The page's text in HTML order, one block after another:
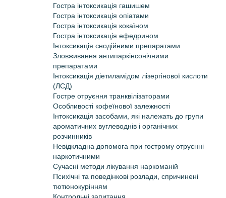
Гостра інтоксикація гашишем
Гостра інтоксикація опіатами
Гостра інтоксикація кокаїном
Гостра інтоксикація ефедрином
Iнтоксикація снодійними препаратами
Зловживання антипаркінсонічними
препаратами
Iнтоксикація діетиламідом лізергінової кислоти
(ЛСД)
Гостре отруєння транквілізаторами
Особливості кофеїнової залежності
Iнтоксикація засобами, які належать до групи
ароматичних вуглеводнів і органічних
розчинників
Невідкладна допомога при гострому отруєнні
наркотичними
Сучасні методи лікування наркоманій
Психічні та поведінкові розлади, спричинені
тютюнокурінням